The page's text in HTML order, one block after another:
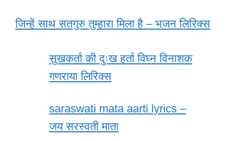
जिन्हें साथ सतगुरु तुम्हारा मिला है – भजन लिरिक्स
सुखकर्ता की दुःख हर्ता विघ्न विनाशक
गणराया लिरिक्स
saraswati mata aarti lyrics –
जय सरस्वती माता